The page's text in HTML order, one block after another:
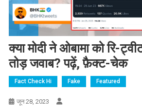
क्या मोदी ने ओबामा को रि-
तोड़ जवाब? पढ़ें, फ़ैक्ट-चेक
Fact Check Hi Fake Featured
जून 28, 2023